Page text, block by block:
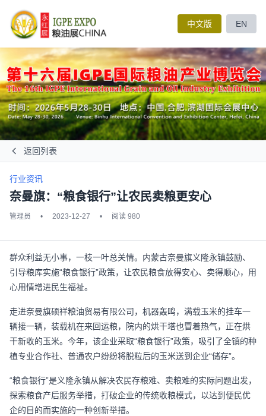
中文版 EN
返回列表
行业资讯
奈曼旗：“粮食银行”让农民卖粮更安心
管理员 • 2023-12-27 • 阅读 980
群众利益无小事，一枝一叶总关情。内蒙古奈曼旗义隆永镇鼓励、
引导粮库实施“粮食银行”政策，让农民粮食放得安心、卖得顺心，用
心用情增进民生福祉。
走进奈曼旗硕祥粮油贸易有限公司，机器轰鸣，满载玉米的挂车一
辆接一辆，装载机在来回运粮，院内的烘干塔也冒着热气，正在烘
干新收的玉米。今年，该企业采取“粮食银行”政策，吸引了全镇的种
植专业合作社、普通农户纷纷将脱粒后的玉米送到企业“储存”。
“粮食银行”是义隆永镇从解决农民存粮难、卖粮难的实际问题出发，
探索粮食产后服务举措，打破企业的传统收粮模式，以达到便民优
企的目的而实施的一种创新举措。